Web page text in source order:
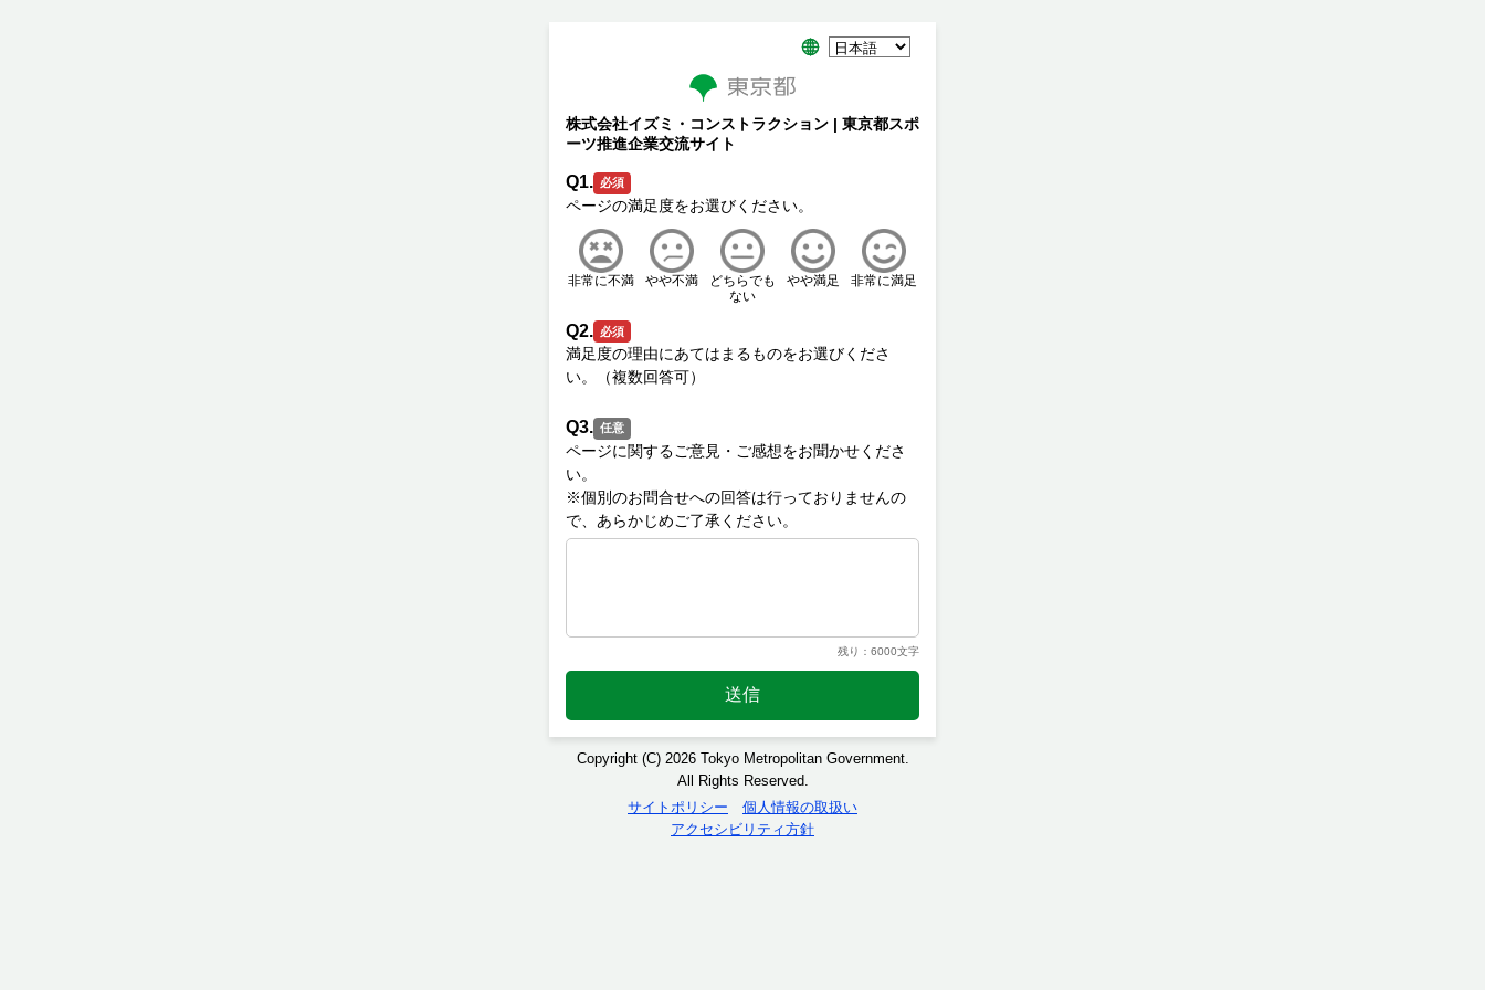
株式会社イズミ・コンストラクション | 東京都スポ
ーツ推進企業交流サイト
Q1. 必須
非常に不満 やや不満
どちらでも
ない
やや満足 非常に満足
Q2. 必須
満足度の理由にあてはまるものをお選びくださ
Q3. 任意
ページに関するご意見・ご感想をお聞かせくださ
い。
※個別のお問合せへの回答は行っておりませんの
残り：6000文字
送信
Copyright (C) 2026 Tokyo Metropolitan Government.
All Rights Reserved.
サイトポリシー
個人情報の取扱い
アクセシビリティ方針